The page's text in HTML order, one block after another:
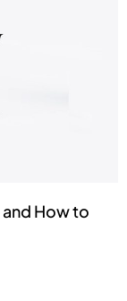
How to